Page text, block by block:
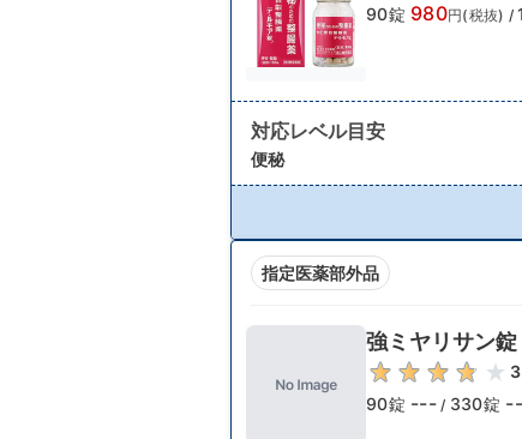
90錠 980円(税抜) /
対応レベル目安
便秘
指定医薬部外品
強ミヤリサン錠
90錠 --- / 330錠